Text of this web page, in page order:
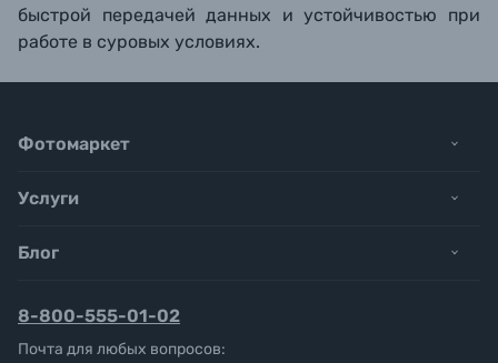
быстрой передачей данных и устойчивостью при
работе в суровых условиях.
Фотомаркет
Услуги
Блог
8-800-555-01-02
Почта для любых вопросов: